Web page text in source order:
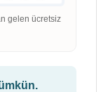
gelen ücretsiz